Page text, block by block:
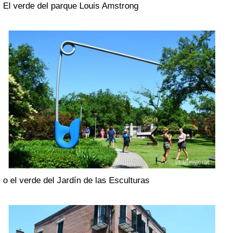
El verde del parque Louis Amstrong
o el verde del Jardín de las Esculturas